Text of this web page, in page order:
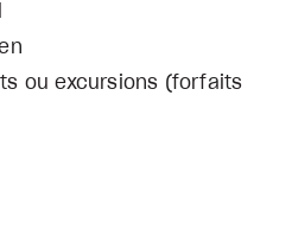
ou excursions (forfaits